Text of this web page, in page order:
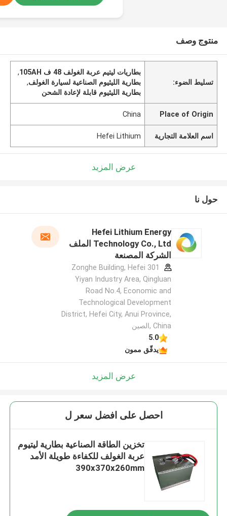
منتوج وصف
تسليط الضوء:
بطاريات ليتيم عربة الغولف 48 ف 105AH
,
بطارية الليثيوم الصناعية لسيارة الغولف,
بطارية الليثيوم قابلة لإعادة الشحن
Place of Origin
China
اسم العلامة التجارية Hefei Lithium
عرض المزيد
حول نا
Hefei Lithium Energy
Technology Co., Ltd الملف
الشركة المصنعة
301 Zonghe Building, Hefei
Yiyan Industry Area, Qingluan
Road No.4, Economic and
Technological Development
District, Hefei City, Anui Province,
China ,الصين
5.0
يدقّق ممون
عرض المزيد
احصل على افضل سعر ل
تخزين الطاقة الصناعية بطارية ليتيوم
عربة الغولف للكفاءة طويلة الأمد
390x370x260mm